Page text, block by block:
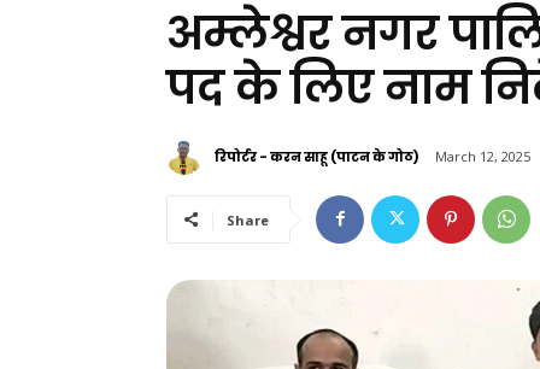
अम्लेश्वर नगर
पद के लिए नाम
रिपोर्टर - करन साहू (पाटन के गोठ) March 12, 2025
Share